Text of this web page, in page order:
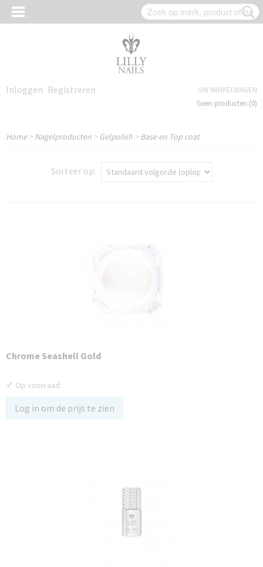
Inloggen Registreren
UW WINKELWAGEN
Geen producten (0)
Home>Nagelproducten > Gelpolish >Base en Top coat
Sorteer op:
Chrome Seashell Gold
✓ Op voorraad
Log in om de prijs te zien